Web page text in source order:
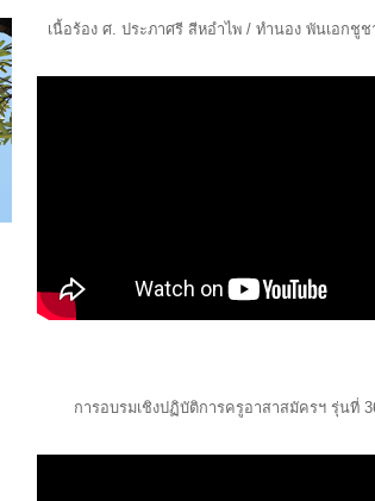
เนื้อร้อง ศ. ประภาศรี สีหอำไพ / ทำนอง พันเอกชู
การอบรมเชิงปฏิบัติการครูอาสาสมัครฯ รุ่นที่